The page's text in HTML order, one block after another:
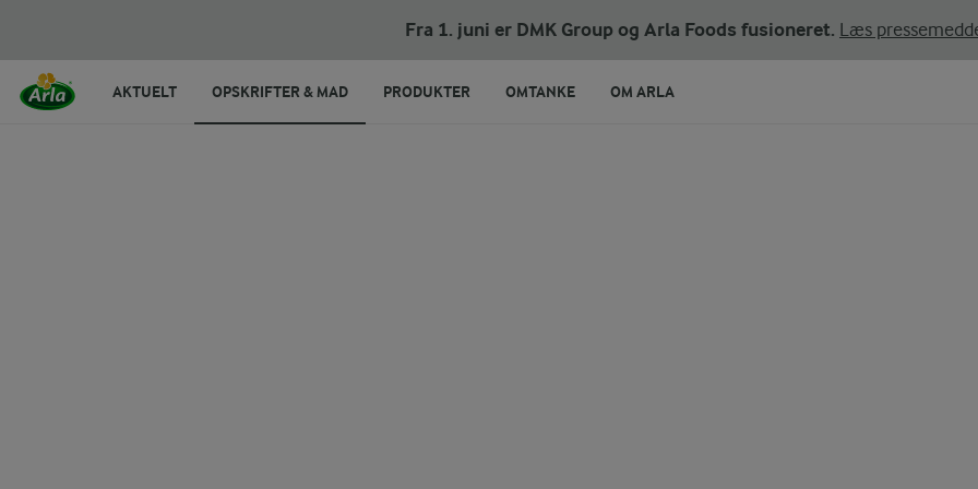
Fra 1. juni er DMK Group og Arla Foods fusioneret. Læs
AKTUELT OPSKRIFTER & MAD PRODUKTER OMTANKE OM ARLA